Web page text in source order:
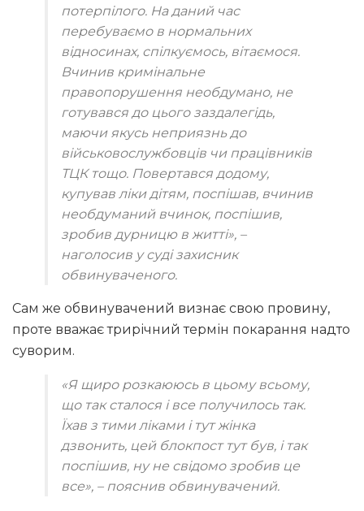
потерпілого. На даний час
перебуваємо в нормальних
відносинах, спілкуємось, вітаємося.
Вчинив кримінальне
правопорушення необдумано, не
готувався до цього заздалегідь,
маючи якусь неприязнь до
військовослужбовців чи працівників
ТЦК тощо. Повертався додому,
купував ліки дітям, поспішав, вчинив
необдуманий вчинок, поспішив,
зробив дурницю в житті», –
наголосив у суді захисник
обвинуваченого.
Сам же обвинувачений визнає свою провину,
проте вважає трирічний термін покарання надто
суворим.
«Я щиро розкаююсь в цьому всьому,
що так сталося і все получилось так.
Їхав з тими ліками і тут жінка
дзвонить, цей блокпост тут був, і так
поспішив, ну не свідомо зробив це
все», – пояснив обвинувачений.